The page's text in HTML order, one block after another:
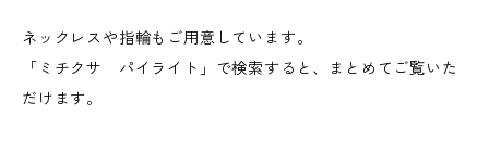
ネックレスや指輪もご用意しています。
「ミチクサ パイライト」で検索すると、まとめてご覧いた
だけます。